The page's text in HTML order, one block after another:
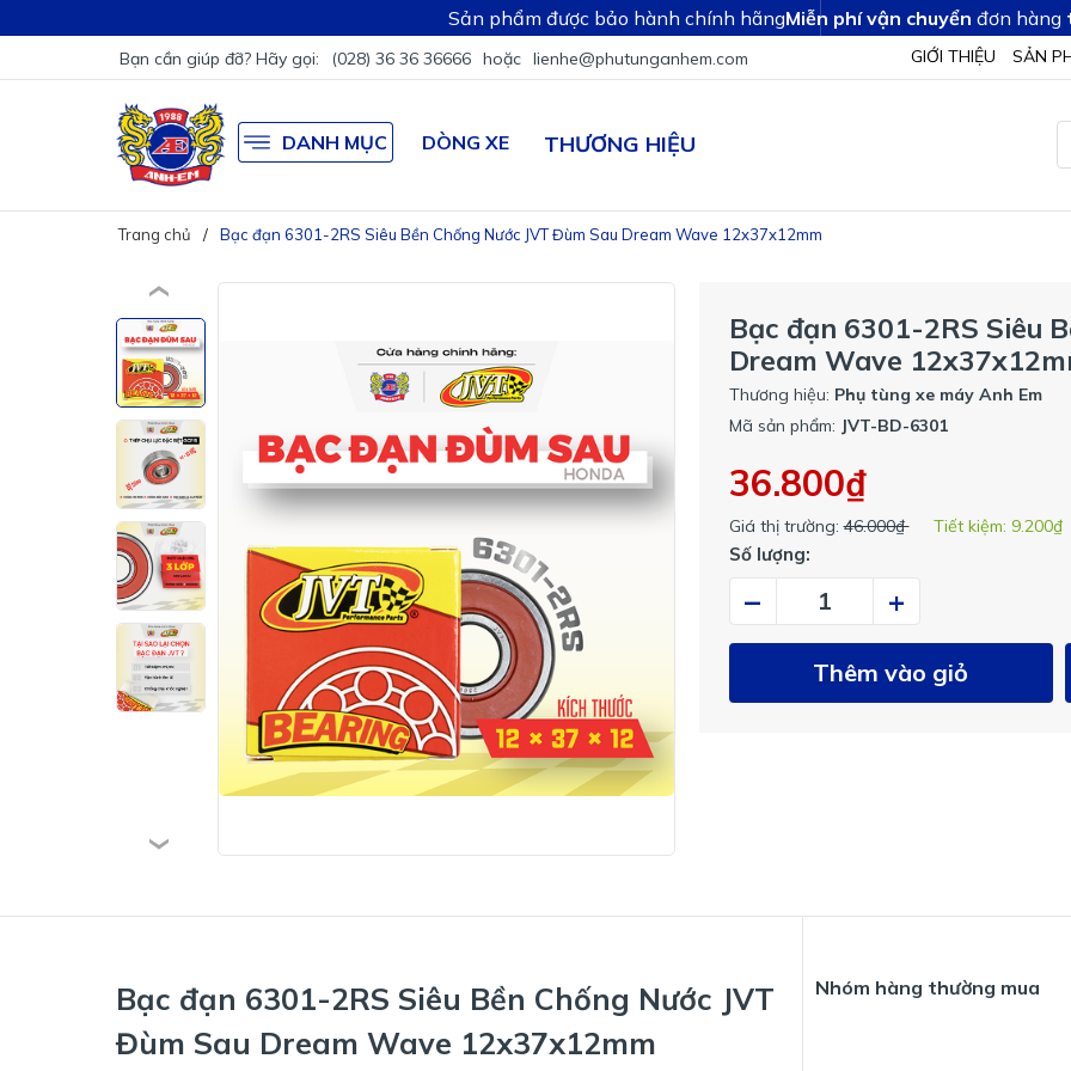
Sản phẩm được bảo hành chính hãngMiễn phí vận chuyển đơn hàng
Bạn cần giúp đỡ? Hãy gọi: (028) 36 36 36666 hoặc lienhe@phutunganhem.com GIỚI THIỆU SẢN
DANH MỤC DÒNG XE THƯƠNG HIỆU
Trang chủ Bạc đạn 6301-2RS Siêu Bền Chống Nước JVT Đùm Sau Dream Wave 12x37x12mm
Bạc đạn 6301-2RS Siêu
Dream Wave
Thương hiệu: Phụ tùng xe máy Anh Em
Mã sản phẩm: JVT-BD-6301
36.800₫
Giá thị trường:46.000₫ Tiết kiệm: 9.200₫
Số lượng:
– +
Thêm vào giỏ
Bạc đạn 6301-2RS Siêu Bền Chống Nước JVT
Đùm Sau Dream Wave 12x37x12mm
Nhóm hàng thường mua